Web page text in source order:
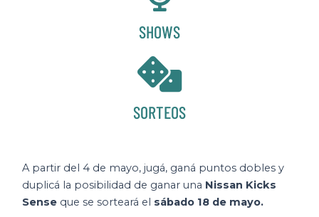
SHOWS
SORTEOS
A partir del 4 de mayo, jugá, ganá puntos dobles y
duplicá la posibilidad de ganar una Nissan Kicks
Sense que se sorteará el sábado 18 de mayo.